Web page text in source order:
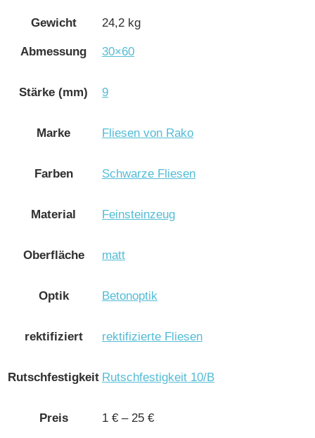
Gewicht 24,2 kg
Abmessung 30×60
Stärke (mm) 9
Marke Fliesen von Rako
Farben Schwarze Fliesen
Material Feinsteinzeug
Oberfläche matt
Optik Betonoptik
rektifiziert rektifizierte Fliesen
Rutschfestigkeit Rutschfestigkeit 10/B
Preis 1 € – 25 €